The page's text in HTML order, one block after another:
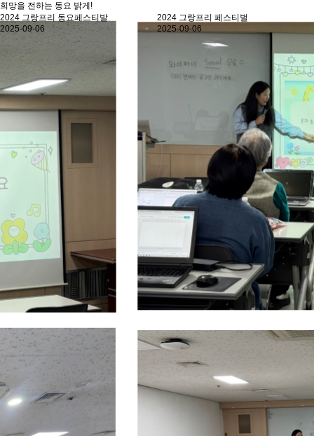
희망을 전하는 동요 밝게!
2024 그랑프리 동요페스티발
2025-09-06
2024 그랑프리 페스티벌
2025-09-06